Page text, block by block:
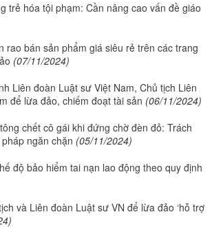
trẻ hóa tội phạm: Cần nâng cao vấn đề giáo
rao bán sản phẩm giá siêu rẻ trên các trang
(07/11/2024)
Liên đoàn Luật sư Việt Nam, Chủ tịch Liên
để lừa đảo, chiếm đoạt tài sản (06/11/2024)
chết cô gái khi đứng chờ đèn đỏ: Trách
ngăn chặn (05/11/2024)
độ bảo hiểm tai nạn lao động theo quy định
và Liên đoàn Luật sư VN để lừa đảo ‘hỗ trợ